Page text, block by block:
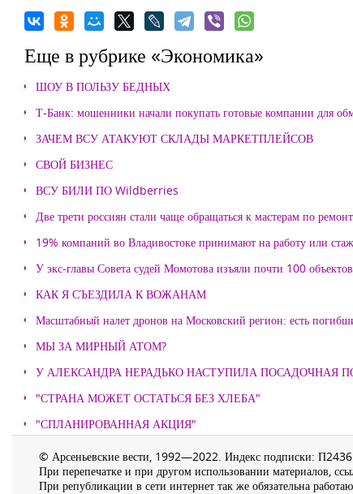
Еще в рубрике «Экономика»
ШОУ В ПОЛЬЗУ БЕДНЫХ
Т-Банк: мошенники начали покупать готовые компании для
ЗАЧЕМ ВСУ АТАКУЮТ СКЛАДЫ МАРКЕТПЛЕЙСОВ
СВОЙ БИЗНЕС
ВСУ БИЛИ ПО Wildberries
Две трети россиян стали чаще обращаться к мастерам по
19% компаний во Владивостоке принимают на работу или
У экс-главы Совета судей Момотова изъяли почти 100
КАК Я СЪЕЗДИЛА К ВОЖАНАМ
Масштабный налет дронов на Московский регион: есть
МЫ ЗА МИРНЫЙ АТОМ?
У АЛЕКСАНДРА НЕРАДЬКО НАСТУПИЛА ПОСАДОЧНАЯ
"СТРАНА МОЖЕТ ОСТАТЬСЯ БЕЗ ХЛЕБА"
"СПЛАНИРОВАННАЯ АКЦИЯ"
© Арсеньевские вести, 1992—2022. Индекс подписки: П2436
При перепечатке и при другом использовании материалов,
При републикации в сети интернет так же обязательна